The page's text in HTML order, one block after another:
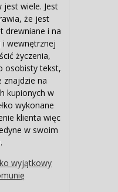
wiele. Jest
że jest
drewniane i na
wewnętrznej
życzenia,
osobisty tekst,
znajdzie na
kupionych w
wykonane
klienta więc
w swoim